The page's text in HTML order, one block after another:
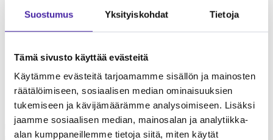
Suostumus Yksityiskohdat Tietoja
Tämä sivusto käyttää evästeitä
Käytämme evästeitä tarjoamamme sisällön ja mainosten
räätälöimiseen, sosiaalisen median ominaisuuksien
tukemiseen ja kävijämäärämme analysoimiseen. Lisäksi
jaamme sosiaalisen median, mainosalan ja analytiikka-
alan kumppaneillemme tietoja siitä, miten käytät
Kerrostaloasujalle
Ranskanbulldoggi on ihanteellinen
kerrostalokoira. Pieni koko, matala liikuntatarve ja vähäinen